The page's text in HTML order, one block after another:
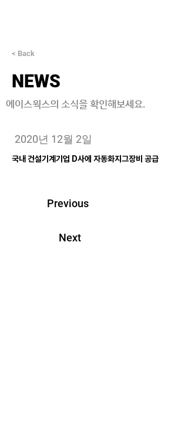
< Back
NEWS
에이스웍스의 소식을 확인해보세요.
2020년 12월 2일
국내 건설기계기업 D사에 자동화지그장비 공급
Previous
Next